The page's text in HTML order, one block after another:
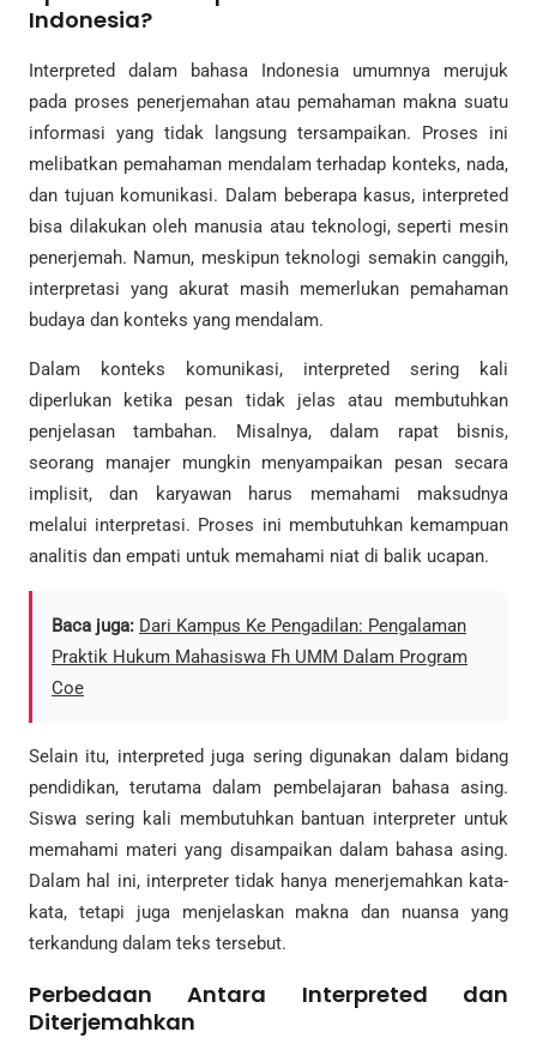
Indonesia?
Interpreted dalam bahasa Indonesia umumnya merujuk
pada proses penerjemahan atau pemahaman makna suatu
informasi yang tidak langsung tersampaikan. Proses ini
melibatkan pemahaman mendalam terhadap konteks, nada,
dan tujuan komunikasi. Dalam beberapa kasus, interpreted
bisa dilakukan oleh manusia atau teknologi, seperti mesin
penerjemah. Namun, meskipun teknologi semakin canggih,
interpretasi yang akurat masih memerlukan pemahaman
budaya dan konteks yang mendalam.
Dalam konteks komunikasi, interpreted sering kali
diperlukan ketika pesan tidak jelas atau membutuhkan
penjelasan tambahan. Misalnya, dalam rapat bisnis,
seorang manajer mungkin menyampaikan pesan secara
implisit, dan karyawan harus memahami maksudnya
melalui interpretasi. Proses ini membutuhkan kemampuan
analitis dan empati untuk memahami niat di balik ucapan.
Baca juga: Dari Kampus Ke Pengadilan: Pengalaman
Praktik Hukum Mahasiswa Fh UMM Dalam Program
Coe
Selain itu, interpreted juga sering digunakan dalam bidang
pendidikan, terutama dalam pembelajaran bahasa asing.
Siswa sering kali membutuhkan bantuan interpreter untuk
memahami materi yang disampaikan dalam bahasa asing.
Dalam hal ini, interpreter tidak hanya menerjemahkan kata-
kata, tetapi juga menjelaskan makna dan nuansa yang
terkandung dalam teks tersebut.
Perbedaan Antara Interpreted dan
Diterjemahkan